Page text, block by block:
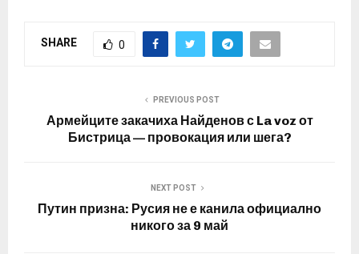
SHARE 0
PREVIOUS POST
Армейците закачиха Найденов с La voz от
Бистрица — провокация или шега?
NEXT POST
Путин призна: Русия не е канила официално
никого за 9 май